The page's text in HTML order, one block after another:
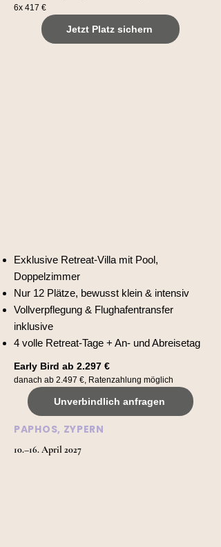
6x 417 €
Jetzt Platz sichern
Exklusive Retreat-Villa mit Pool,
Doppelzimmer
Nur 12 Plätze, bewusst klein & intensiv
Vollverpflegung & Flughafentransfer
inklusive
4 volle Retreat-Tage + An- und Abreisetag
​Early Bird ab 2.297 €
danach ab 2.497 €, Ratenzahlung möglich
Unverbindlich anfragen
PAPHOS, ZYPERN
10.–16. April 2027